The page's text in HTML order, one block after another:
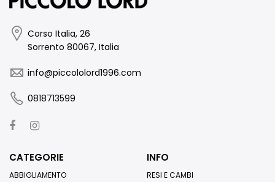
Corso Italia, 26
Sorrento 80067, Italia
info@piccololord1996.com
0818713599
CATEGORIE
ABBIGLIAMENTO
INFO
RESI E CAMBI